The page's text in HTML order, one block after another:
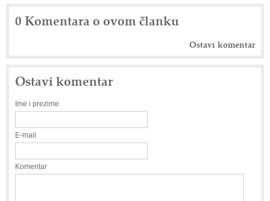
0 Komentara o ovom članku
Ostavi komentar
Ostavi komentar
Ime i prezime
E-mail
Komentar